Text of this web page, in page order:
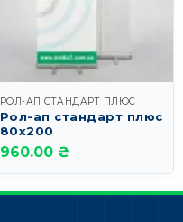
РОЛ-АП СТАНДАРТ ПЛЮС
Рол-ап стандарт плюс
80х200
960.00 ₴